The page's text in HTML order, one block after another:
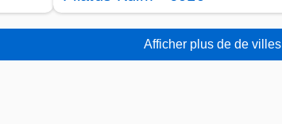
Afficher plus de de villes